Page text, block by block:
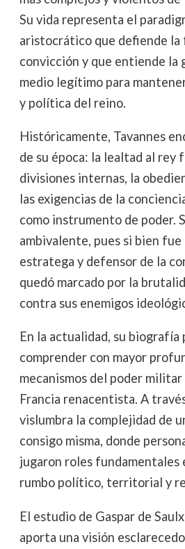
Su vida representa el
aristocrático que defiende la
convicción y que entiende la
medio legítimo para
y política del reino.
Históricamente, Tavannes
de su época: la lealtad al rey
divisiones internas, la
las exigencias de la
como instrumento de poder.
ambivalente, pues si bien fue
estratega y defensor de la
quedó marcado por la
contra sus enemigos
En la actualidad, su biografía
comprender con mayor
mecanismos del poder
Francia renacentista. A
vislumbra la complejidad de
consigo misma, donde
jugaron roles fundamentales
rumbo político, territorial y
El estudio de Gaspar de
aporta una visión